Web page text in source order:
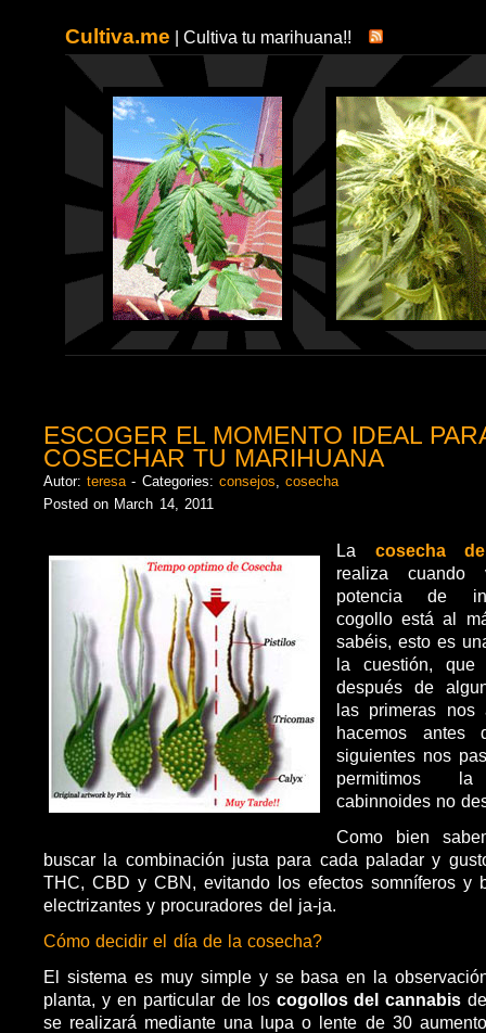
Cultiva.me | Cultiva tu marihuana!!
ESCOGER EL MOMENTO IDEAL
COSECHAR TU MARIHUANA
Autor:teresa - Categories: consejos ,cosecha
Posted on March 14, 2011
La cosecha
realiza
potencia de
cogollo está al
sabéis, esto es
la cuestión, que
después de
las primeras nos
hacemos
siguientes nos
permitimos
cabinnoides no
Como bien
buscar la combinación justa para cada paladar y
THC, CBD y CBN, evitando los efectos somníferos y
electrizantes y procuradores del ja-ja.
Cómo decidir el día de la cosecha?
El sistema es muy simple y se basa en la
planta, y en particular de los cogollos del cannabis
se realizará mediante una lupa o lente de 30